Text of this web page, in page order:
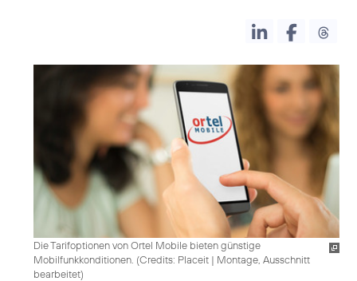
Die Tarifoptionen von Ortel Mobile bieten günstige
Mobilfunkkonditionen. (Credits: Placeit | Montage, Ausschnitt
bearbeitet)